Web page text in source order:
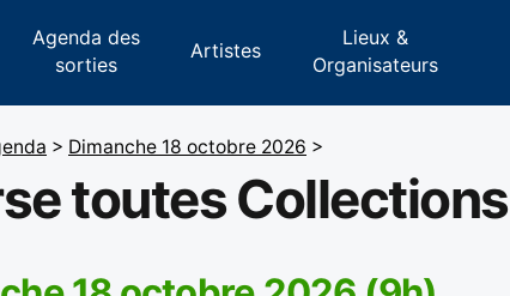
Agenda des
sorties
Artistes
Lieux &
Organisateurs
> Dimanche 18 octobre 2026 >
toutes Collections